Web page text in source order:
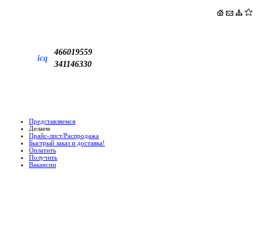
icq
466019559
341146330
Представляемся
Делаем
Прайс-лист/Распродажа
Быстрый заказ и доставка!
Оплатить
Получить
Вакансии